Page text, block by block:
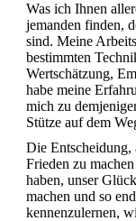
Was ich Ihnen
jemanden finden,
sind. Meine
bestimmten
Wertschätzung,
habe meine
mich zu
Stütze auf dem
Die Entscheidung,
Frieden zu
haben, unser
machen und so
kennenzulernen,